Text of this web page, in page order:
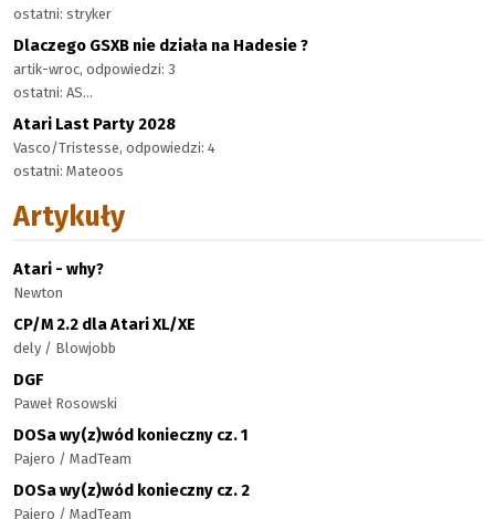
ostatni: stryker
Dlaczego GSXB nie działa na Hadesie ?
artik-wroc, odpowiedzi: 3
ostatni: AS...
Atari Last Party 2028
Vasco/Tristesse, odpowiedzi: 4
ostatni: Mateoos
Artykuły
Atari - why?
Newton
CP/M 2.2 dla Atari XL/XE
dely / Blowjobb
DGF
Paweł Rosowski
DOSa wy(z)wód konieczny cz. 1
Pajero / MadTeam
DOSa wy(z)wód konieczny cz. 2
Pajero / MadTeam